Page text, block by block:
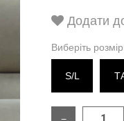
Додати
Виберіть
S/L
−